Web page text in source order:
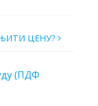
ЦЕНУ?
(ПДФ